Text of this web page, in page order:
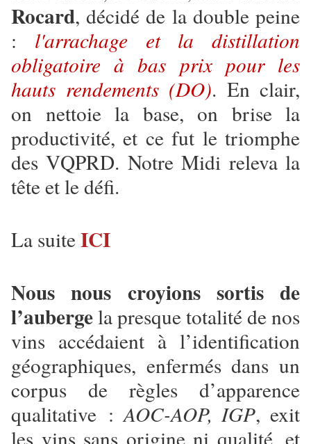
Rocard, décidé de la double peine
: l'arrachage et la distillation
obligatoire à bas prix pour les
hauts rendements (DO). En clair,
on nettoie la base, on brise la
productivité, et ce fut le triomphe
des VQPRD. Notre Midi releva la
tête et le défi.
La suiteICI
Nous nous croyions sortis de
l’aubergela presque totalité de nos
vins accédaient à l’identification
géographiques, enfermés dans un
corpus de règles d’apparence
qualitative :AOC-AOP, IGP, exit
les vins sans origine ni qualité, et